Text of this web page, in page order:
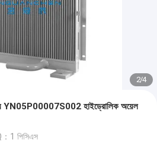
2/4
YN05P00007S002 হাইড্রোলিক অয়েল
1 পিসিএস